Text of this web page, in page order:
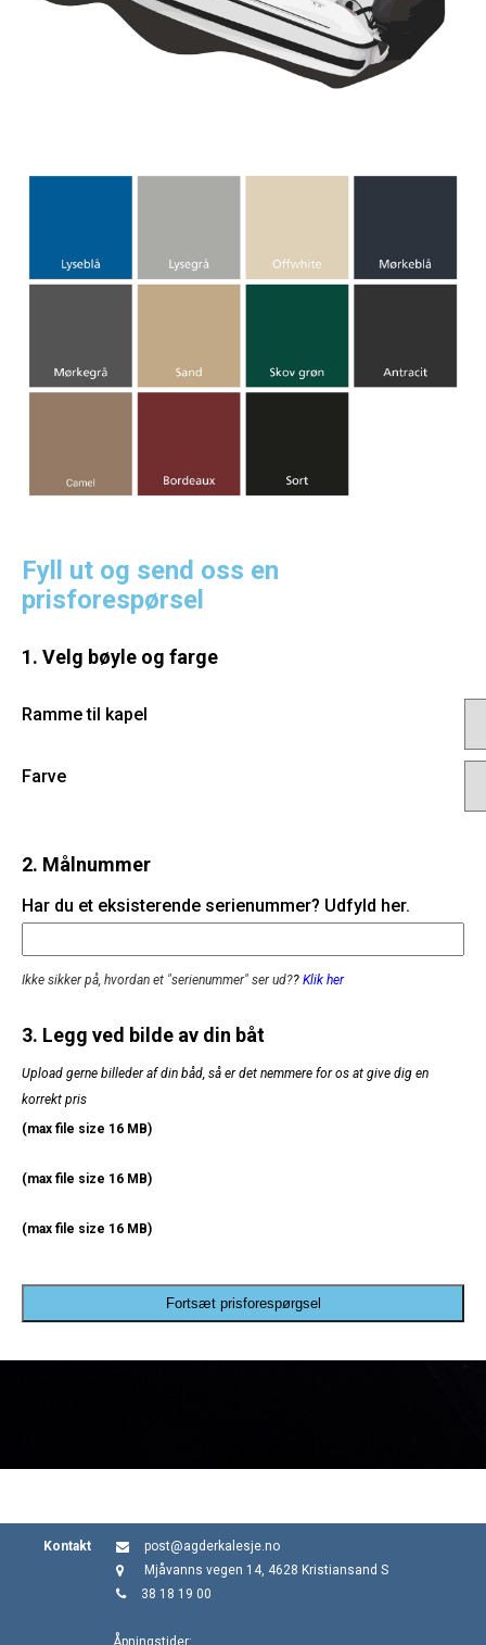
Fyll ut og send oss en
prisforespørsel
1. Velg bøyle og farge
Ramme til kapel
Farve
2. Målnummer
Har du et eksisterende serienummer? Udfyld her.
Ikke sikker på, hvordan et "serienummer" ser ud?? Klik her
3. Legg ved bilde av din båt
Upload gerne billeder af din båd, så er det nemmere for os at give dig en
korrekt pris
(max file size 16 MB)
(max file size 16 MB)
(max file size 16 MB)
Fortsæt prisforespørgsel
Kontakt
post@agderkalesje.no
Mjåvanns vegen 14, 4628 Kristiansand S
38 18 19 00
Åpningstider: